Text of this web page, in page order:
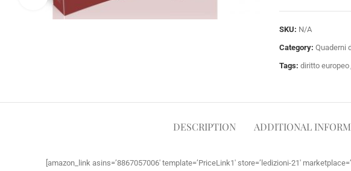
SKU: N/A
Category: Quaderni
Tags: diritto europeo
DESCRIPTION ADDITIONAL
[amazon_link asins=’8867057006′ template=’PriceLink1′ store=’ledizioni-21′